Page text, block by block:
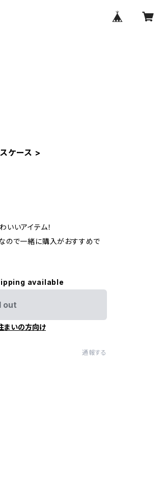
ケース >
いいアイテム！
ので一緒に購入がおすすめで
available
out
まいの方向け
通報する